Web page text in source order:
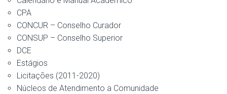
CPA
CONCUR – Conselho Curador
CONSUP – Conselho Superior
DCE
Estágios
Licitações (2011-2020)
Núcleos de Atendimento a Comunidade